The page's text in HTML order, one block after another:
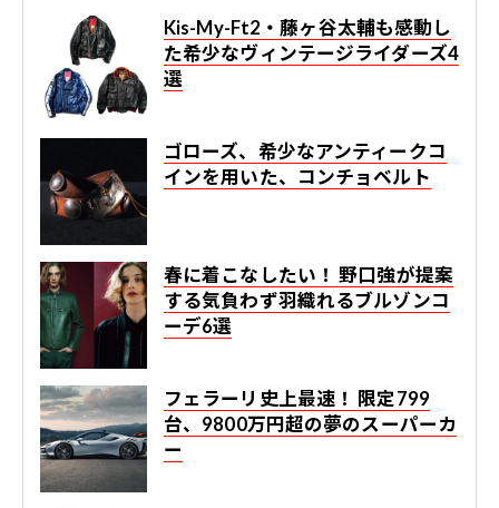
Kis-My-Ft2・藤ヶ谷太輔も感動し
た希少なヴィンテージライダーズ4
選
ゴローズ、希少なアンティークコ
インを用いた、コンチョベルト
春に着こなしたい！ 野口強が提案
する気負わず羽織れるブルゾンコ
ーデ6選
フェラーリ史上最速！ 限定799
台、9800万円超の夢のスーパーカ
ー